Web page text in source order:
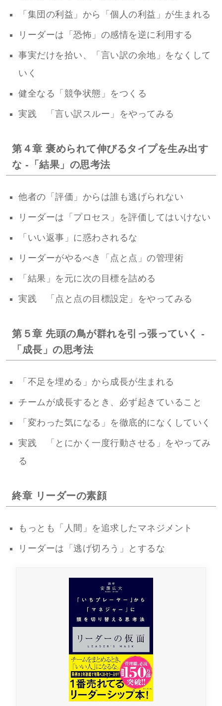
「集団の利益」から「個人の利益」が生まれる
リーダーは「恐怖」の感情を逆に利用する
事実だけを拾い、「言い訳の余地」をなくして
いく
健全なる「競争状態」をつくる
実践 「言い訳スルー」をやってみる
第４章 褒められて伸びるタイプを生み出す
な -「結果」の思考法
他者の「評価」からは誰も逃げられない
リーダーは「プロセス」を評価してはいけない
「いい返事」に惑わされるな
リーダーがやるべき「点と点」の管理術
「結果」を元に次の目標を詰める
実践 「点と点の目標設定」をやってみる
第５章 先頭の鳥が群れを引っ張っていく -
「成長」の思考法
「不足を埋める」から成長が生まれる
チームが成長するとき、必ず起きていること
「変わった気になる」を徹底的になくしていく
実践 「とにかく一度行動させる」をやってみ
る
終章 リーダーの素顔
もっとも「人間」を追求したマネジメント
リーダーは「逃げ切ろう」とするな